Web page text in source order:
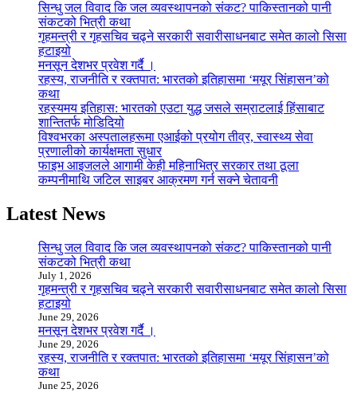
सिन्धु जल विवाद कि जल व्यवस्थापनको संकट? पाकिस्तानको पानी
संकटको भित्री कथा
गृहमन्त्री र गृहसचिव चढ्ने सरकारी सवारीसाधनबाट समेत कालो सिसा
हटाइयो
मनसून देशभर प्रवेश गर्दै ।
रहस्य, राजनीति र रक्तपात: भारतको इतिहासमा ‘मयूर सिंहासन’को
कथा
रहस्यमय इतिहास: भारतको एउटा युद्ध जसले सम्राटलाई हिंसाबाट
शान्तितर्फ मोडिदियो
विश्वभरका अस्पतालहरूमा एआईको प्रयोग तीव्र, स्वास्थ्य सेवा
प्रणालीको कार्यक्षमता सुधार
फाइभ आइजलले आगामी केही महिनाभित्र सरकार तथा ठूला
कम्पनीमाथि जटिल साइबर आक्रमण गर्न सक्ने चेतावनी
Latest News
सिन्धु जल विवाद कि जल व्यवस्थापनको संकट? पाकिस्तानको पानी
संकटको भित्री कथा
July 1, 2026
गृहमन्त्री र गृहसचिव चढ्ने सरकारी सवारीसाधनबाट समेत कालो सिसा
हटाइयो
June 29, 2026
मनसून देशभर प्रवेश गर्दै ।
June 29, 2026
रहस्य, राजनीति र रक्तपात: भारतको इतिहासमा ‘मयूर सिंहासन’को
कथा
June 25, 2026